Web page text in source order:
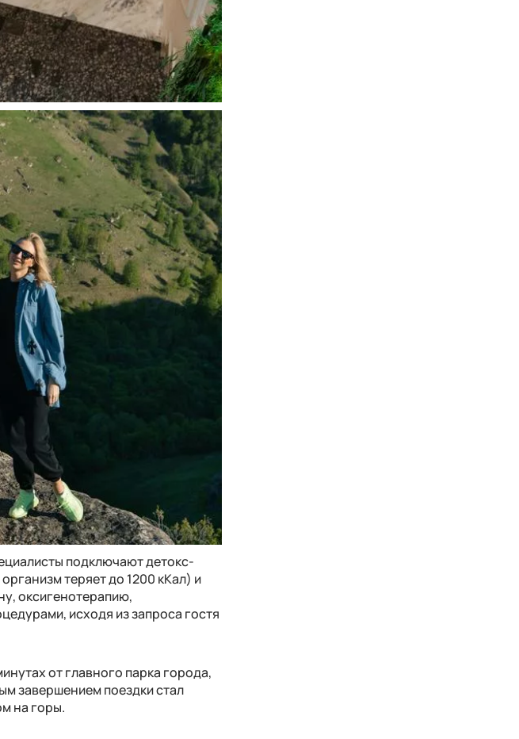
подключают детокс-
теряет до 1200 кКал) и
оксигенотерапию,
исходя из запроса гостя
от главного парка города,
завершением поездки стал
на горы.